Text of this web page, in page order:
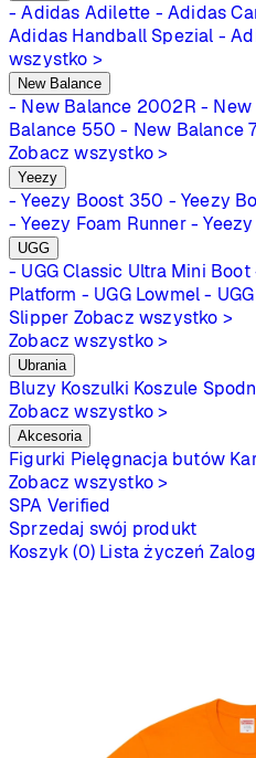
- Adidas Adilette - Adidas
Adidas Handball Spezial -
wszystko >
New Balance
- New Balance 2002R - New
Balance 550 - New Balance
Zobacz wszystko >
Yeezy
- Yeezy Boost 350 - Yeezy
- Yeezy Foam Runner -
UGG
- UGG Classic Ultra Mini Boot
Platform - UGG Lowmel -
Slipper Zobacz wszystko >
Zobacz wszystko >
Ubrania
Bluzy Koszulki Koszule
Zobacz wszystko >
Akcesoria
Figurki Pielęgnacja butów
Zobacz wszystko >
SPA Verified
Sprzedaj swój produkt
Koszyk (0) Lista życzeń